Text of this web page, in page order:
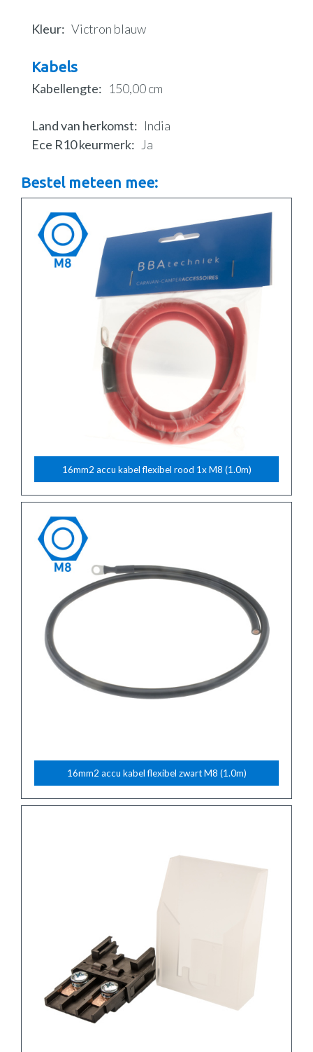
Kleur Victron blauw
Kabels
Kabellengte 150,00 cm
Land van herkomst
India
Ece R10 keurmerk
Ja
Bestel meteen mee:
16mm2 accu kabel flexibel rood 1x M8 (1.0m)
16mm2 accu kabel flexibel zwart M8 (1.0m)